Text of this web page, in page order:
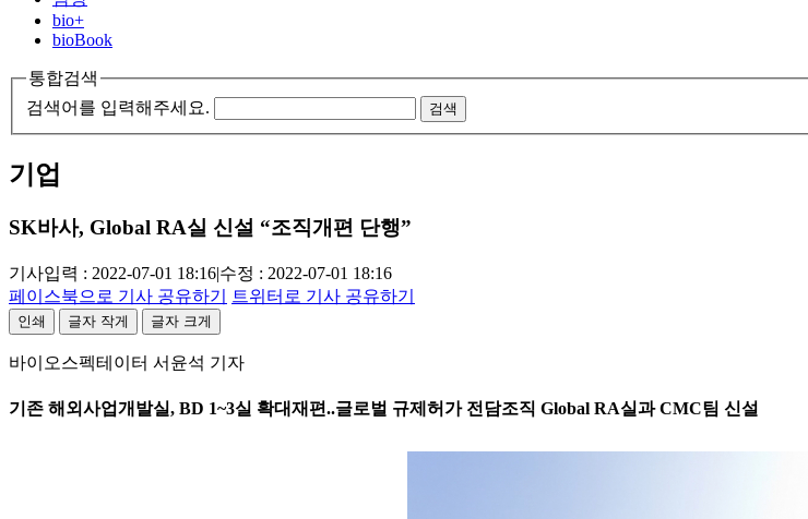
bio+
bioBook
통합검색
검색어를 입력해주세요.
검색
기업
SK바사, Global RA실 신설 “조직개편 단행”
기사입력 : 2022-07-01 18:16|수정 : 2022-07-01 18:16
페이스북으로 기사 공유하기
트위터로 기사 공유하기
인쇄 글자 작게 글자 크게
바이오스펙테이터 서윤석 기자
기존 해외사업개발실, BD 1~3실 확대재편..글로벌 규제허가 전담조직 Global RA실과 CMC팀 신설